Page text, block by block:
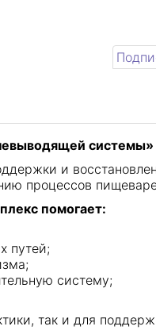
системы»
и
процессов
помогает:
путей;
систему;
так и для